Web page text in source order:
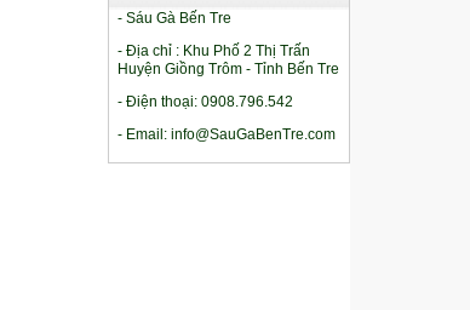
- Sáu Gà Bến Tre
- Địa chỉ : Khu Phố 2 Thị Trấn
Huyện Giồng Trôm - Tỉnh Bến Tre
- Điện thoại: 0908.796.542
- Email: info@SauGaBenTre.com